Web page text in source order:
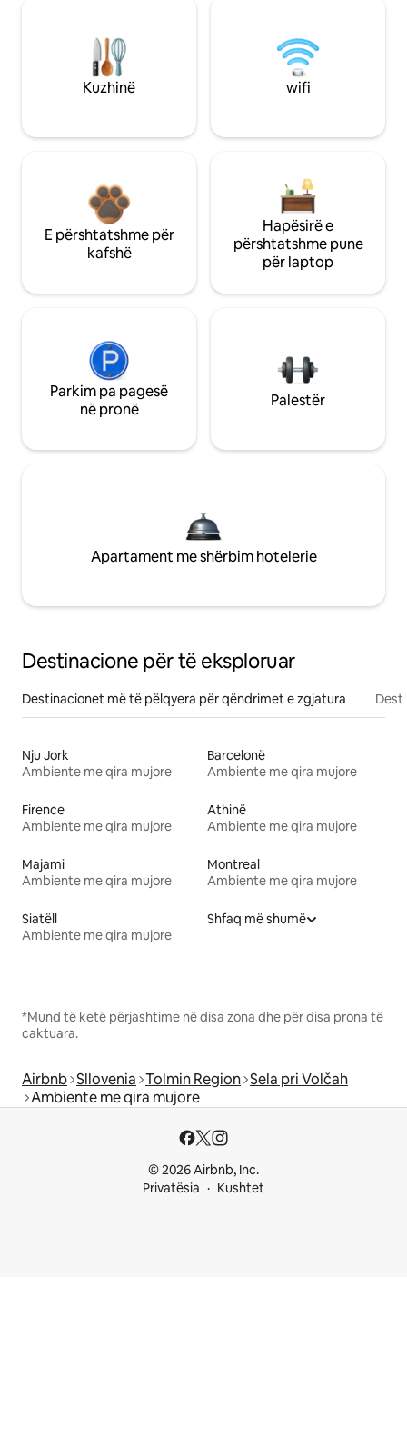
Kuzhinë wifi
E përshtatshme për
kafshë
Hapësirë e
përshtatshme pune
për laptop
Parkim pa pagesë
në pronë
Palestër
Apartament me shërbim hotelerie
Destinacione për të eksploruar
Destinacionet më të pëlqyera për qëndrimet e zgjatura
Nju Jork
Ambiente me qira mujore
Barcelonë
Ambiente me qira mujore
Firence
Ambiente me qira mujore
Athinë
Ambiente me qira mujore
Majami
Ambiente me qira mujore
Montreal
Ambiente me qira mujore
Siatëll
Ambiente me qira mujore
Shfaq më shumë
*Mund të ketë përjashtime në disa zona dhe për disa prona të
caktuara.
Airbnb Sllovenia Tolmin Region Sela pri Volčah
Ambiente me qira mujore
© 2026 Airbnb, Inc.
Privatësia
Kushtet